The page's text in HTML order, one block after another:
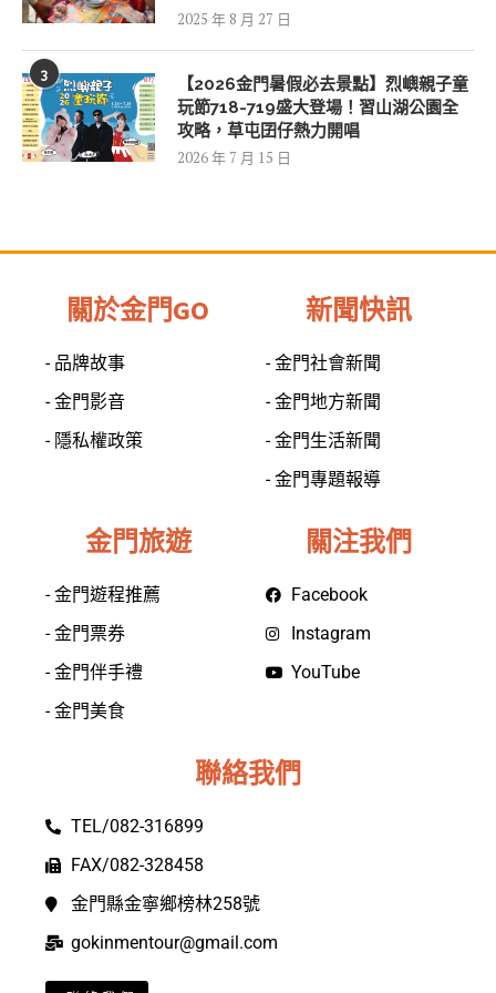
2025 年 8 月 27 日
3
【2026金門暑假必去景點】烈嶼親子童
玩節718-719盛大登場！習山湖公園全
攻略，草屯囝仔熱力開唱
2026 年 7 月 15 日
關於金門GO
- 品牌故事
- 金門影音
- 隱私權政策
新聞快訊
- 金門社會新聞
- 金門地方新聞
- 金門生活新聞
- 金門專題報導
金門旅遊
- 金門遊程推薦
- 金門票券
- 金門伴手禮
- 金門美食
關注我們
Facebook
Instagram
YouTube
聯絡我們
TEL/082-316899
FAX/082-328458
金門縣金寧鄉榜林258號
gokinmentour@gmail.com